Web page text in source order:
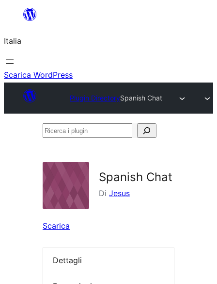
contenuto
Italia
Scarica WordPress
Plugin DirectorySpanish Chat
Ricerca
Spanish Chat
Di Jesus
Scarica
Dettagli